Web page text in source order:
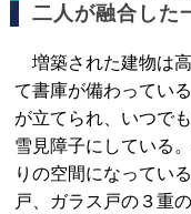
二人が融合した
増築された建物は
て書庫が備わってい
が立てられ、いつで
雪見障子にしている
りの空間になってい
戸、ガラス戸の３重